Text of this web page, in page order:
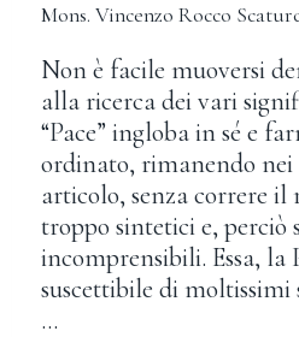
Mons. Vincenzo Rocco
Non è facile muoversi
alla ricerca dei vari
“Pace” ingloba in sé e
ordinato, rimanendo
articolo, senza correre il
troppo sintetici e, perciò
incomprensibili. Essa, la
suscettibile di moltissimi
…